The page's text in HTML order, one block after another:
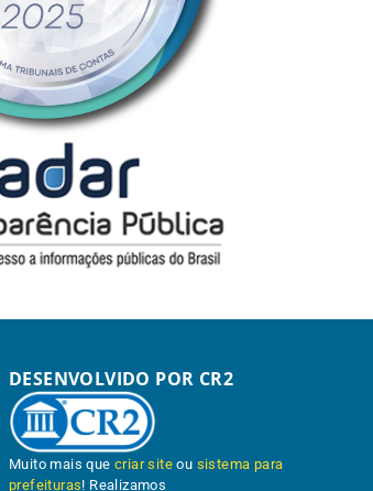
DESENVOLVIDO POR CR2
Muito mais quecriar site ou sistema para
prefeituras! Realizamos